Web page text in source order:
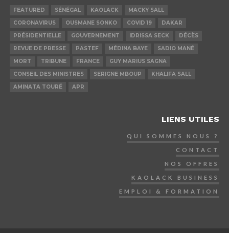
FEATURED SÉNÉGAL KAOLACK
MACKY SALL
CORONAVIRUS
OUSMANE SONKO COVID 19
DAKAR
PRÉSIDENTIELLE
GOUVERNEMENT IDRISSA SECK
DÉCÈS
REVUE DE PRESSE
PASTEF MÉDINA BAYE
SADIO MANÉ
MORT
TRIBUNE FRANCE
GUY MARIUS SAGNA
CONSEIL DES MINISTRES
SERIGNE MBOUP
KHALIFA SALL
AMINATA TOURÉ
APR
LIENS UTILES
QUI SOMMES NOUS ?
CONTACT
NOS OFFRES
KAOLACK BUSINESS
EMPLOI & FORMATION